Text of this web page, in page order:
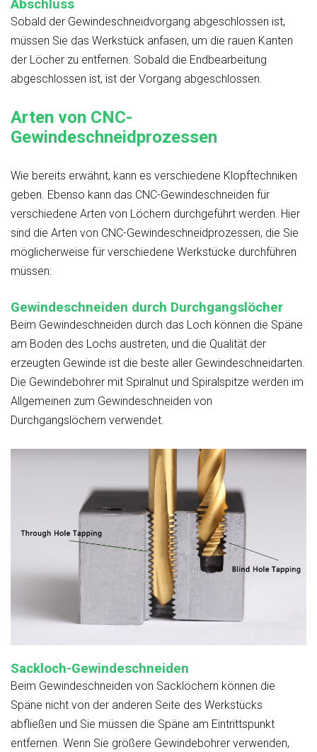
Abschluss
Sobald der Gewindeschneidvorgang abgeschlossen ist,
müssen Sie das Werkstück anfasen, um die rauen Kanten
der Löcher zu entfernen. Sobald die Endbearbeitung
abgeschlossen ist, ist der Vorgang abgeschlossen.
Arten von CNC-
Gewindeschneidprozessen
Wie bereits erwähnt, kann es verschiedene Klopftechniken
geben. Ebenso kann das CNC-Gewindeschneiden für
verschiedene Arten von Löchern durchgeführt werden. Hier
sind die Arten von CNC-Gewindeschneidprozessen, die Sie
möglicherweise für verschiedene Werkstücke durchführen
müssen:
Gewindeschneiden durch Durchgangslöcher
Beim Gewindeschneiden durch das Loch können die Späne
am Boden des Lochs austreten, und die Qualität der
erzeugten Gewinde ist die beste aller Gewindeschneidarten.
Die Gewindebohrer mit Spiralnut und Spiralspitze werden im
Allgemeinen zum Gewindeschneiden von
Durchgangslöchern verwendet.
Sackloch-Gewindeschneiden
Beim Gewindeschneiden von Sacklöchern können die
Späne nicht von der anderen Seite des Werkstücks
abfließen und Sie müssen die Späne am Eintrittspunkt
entfernen. Wenn Sie größere Gewindebohrer verwenden,